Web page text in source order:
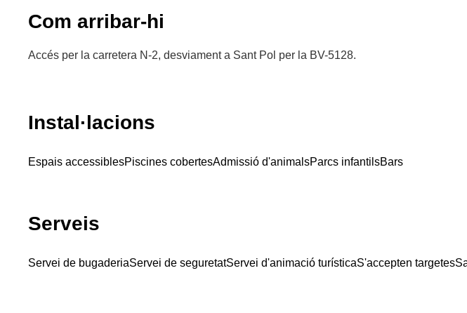
Com arribar-hi
Accés per la carretera N-2, desviament a Sant Pol per la BV-5128.
Instal·lacions
Espais accessiblesPiscines cobertesAdmissió d'animalsParcs infantilsBars
Serveis
Servei de bugaderiaServei de seguretatServei d'animació turísticaS'accepten targetes